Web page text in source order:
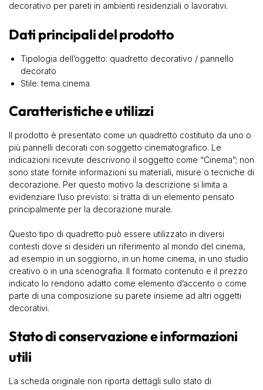
decorativo per pareti in ambienti residenziali o lavorativi.
Dati principali del prodotto
Tipologia dell’oggetto: quadretto decorativo / pannello
decorato
Stile: tema cinema
Caratteristiche e utilizzi
Il prodotto è presentato come un quadretto costituito da uno o
più pannelli decorati con soggetto cinematografico. Le
indicazioni ricevute descrivono il soggetto come “Cinema”; non
sono state fornite informazioni su materiali, misure o tecniche di
decorazione. Per questo motivo la descrizione si limita a
evidenziare l’uso previsto: si tratta di un elemento pensato
principalmente per la decorazione murale.
Questo tipo di quadretto può essere utilizzato in diversi
contesti dove si desideri un riferimento al mondo del cinema,
ad esempio in un soggiorno, in un home cinema, in uno studio
creativo o in una scenografia. Il formato contenuto e il prezzo
indicato lo rendono adatto come elemento d’accento o come
parte di una composizione su parete insieme ad altri oggetti
decorativi.
Stato di conservazione e informazioni
utili
La scheda originale non riporta dettagli sullo stato di